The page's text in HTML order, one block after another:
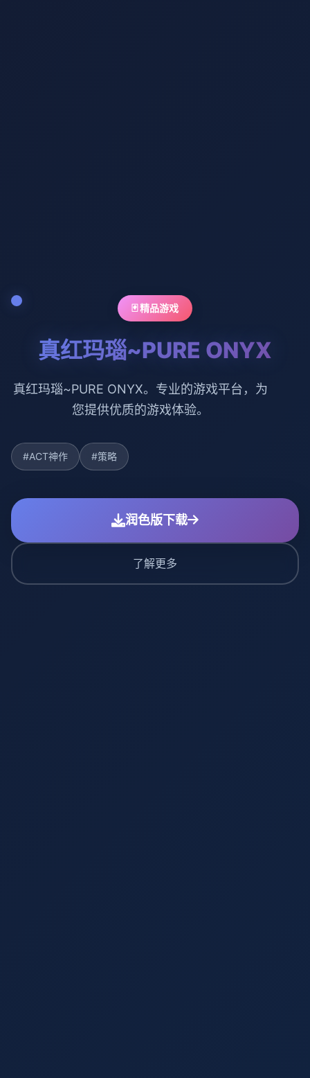
🃏 精品游戏
真红玛瑙~PURE ONYX
真红玛瑙~PURE ONYX。专业的游戏平台，为
您提供优质的游戏体验。
#ACT神作 #策略
润色版下载
了解更多